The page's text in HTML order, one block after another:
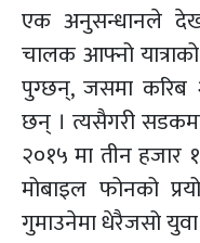
एक अनुसन्धानले
चालक आफ्नो
पुग्छन्, जसमा करिब
छन् । त्यसैगरी
२०१५ मा तीन हजार
मोबाइल फोनको
गुमाउनेमा धेरैजसो